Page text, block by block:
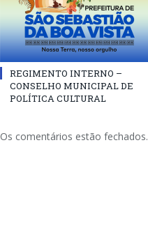
REGIMENTO INTERNO –
CONSELHO MUNICIPAL DE
POLÍTICA CULTURAL
Os comentários estão fechados.